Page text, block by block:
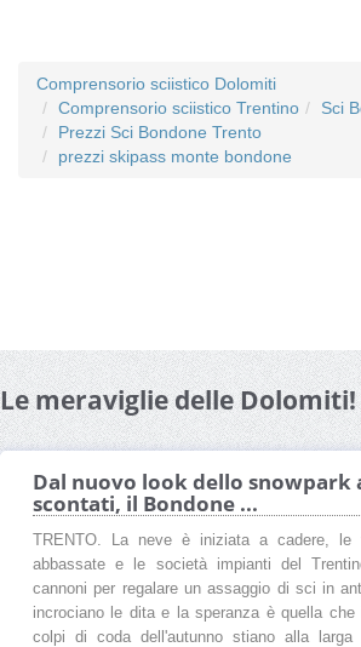
Comprensorio sciistico Dolomiti
Comprensorio sciistico Trentino
Sci
Prezzi Sci Bondone Trento
prezzi skipass monte bondone
Le meraviglie delle Dolomiti!
Dal nuovo look dello snowpark
scontati, il Bondone ...
TRENTO. La neve è iniziata a cadere, le
abbassate e le società impianti del
cannoni per regalare un assaggio di sci in
incrociano le dita e la speranza è quella che
colpi di coda dell'autunno stiano alla